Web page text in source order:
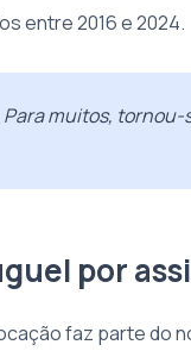
entre 2016 e 2024.
muitos,
por
faz parte do